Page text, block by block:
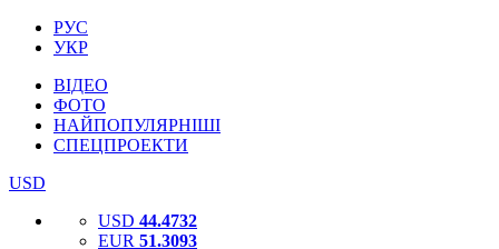
РУС
УКР
ВІДЕО
ФОТО
НАЙПОПУЛЯРНІШІ
СПЕЦПРОЕКТИ
USD
USD 44.4732
EUR 51.3093